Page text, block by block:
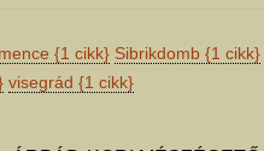
{1 cikk} Sibrikdomb {1 cikk}
visegrád {1 cikk}